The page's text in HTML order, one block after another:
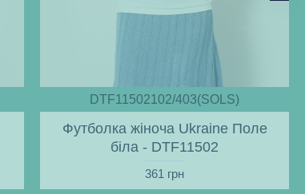
DTF11502102/403(SOLS)
Футболка жіноча Ukraine Поле
біла - DTF11502
361 грн